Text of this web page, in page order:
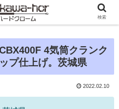
4気筒クランク
プ仕上げ。茨城県
2022.02.10
検索